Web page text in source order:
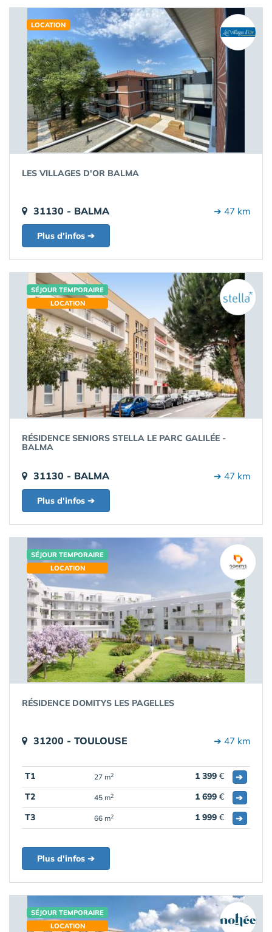
LOCATION
LES VILLAGES D'OR BALMA
31130 - BALMA ➔ 47 km
Plus d'infos ➔
SÉJOUR TEMPORAIRE
LOCATION
RÉSIDENCE SENIORS STELLA LE PARC GALILÉE -
BALMA
31130 - BALMA ➔ 47 km
Plus d'infos ➔
SÉJOUR TEMPORAIRE
LOCATION
RÉSIDENCE DOMITYS LES PAGELLES
31200 - TOULOUSE ➔ 47 km
T1 27 m2 1 399 €
➔
T2
45 m2 1 699 €
➔
T3
66 m2 1 999 € ➔
Plus d'infos ➔
SÉJOUR TEMPORAIRE
LOCATION